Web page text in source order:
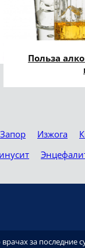
Польза
Запор Изжога
за последние